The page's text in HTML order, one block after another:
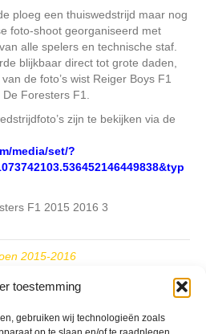
toestemming
gebruiken wij technologieën zoals
ploeg een thuiswedstrijd maar nog
foto-shoot georganiseerd met
alle spelers en technische staf.
blijkbaar direct tot grote daden,
de foto’s wist Reiger Boys F1
Foresters F1.
zijn te bekijken via de
media/set/?
2015-2016